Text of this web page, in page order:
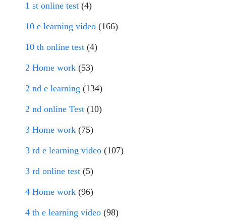
1 st online test (4)
10 e learning video (166)
10 th online test (4)
2 Home work (53)
2 nd e learning (134)
2 nd online Test (10)
3 Home work (75)
3 rd e learning video (107)
3 rd online test (5)
4 Home work (96)
4 th e learning video (98)